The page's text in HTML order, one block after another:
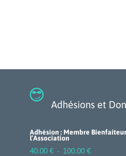

Adhésions et
Adhésion : Membre
l’Association
40.00 € – 100.00 €Plage